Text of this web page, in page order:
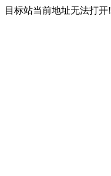
目标站当前地址无法打开!